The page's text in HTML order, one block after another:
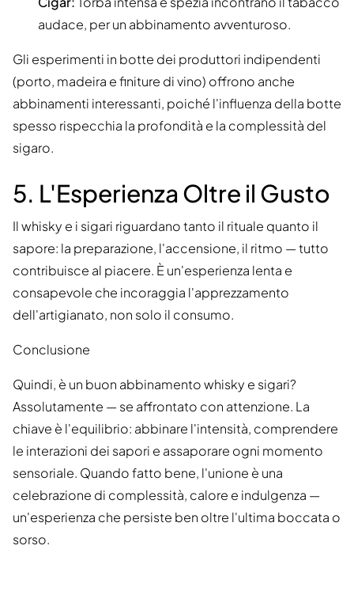
audace, per un abbinamento avventuroso.
Gli esperimenti in botte dei produttori indipendenti
(porto, madeira e finiture di vino) offrono anche
abbinamenti interessanti, poiché l'influenza della botte
spesso rispecchia la profondità e la complessità del
sigaro.
5. L'Esperienza Oltre il Gusto
Il whisky e i sigari riguardano tanto il rituale quanto il
sapore: la preparazione, l'accensione, il ritmo — tutto
contribuisce al piacere. È un'esperienza lenta e
consapevole che incoraggia l'apprezzamento
dell'artigianato, non solo il consumo.
Conclusione
Quindi, è un buon abbinamento whisky e sigari?
Assolutamente — se affrontato con attenzione. La
chiave è l'equilibrio: abbinare l'intensità, comprendere
le interazioni dei sapori e assaporare ogni momento
sensoriale. Quando fatto bene, l'unione è una
celebrazione di complessità, calore e indulgenza —
un'esperienza che persiste ben oltre l'ultima boccata o
sorso.